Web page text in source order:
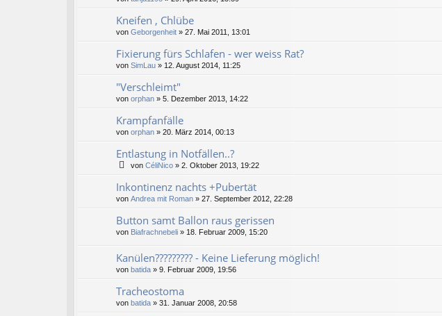
Kneifen , Chlübe
von Geborgenheit » 27. Mai 2011, 13:01
Fixierung fürs Schlafen - wer weiss Rat?
von SimLau » 12. August 2014, 11:25
"Verschleimt"
von orphan » 5. Dezember 2013, 14:22
Krampfanfälle
von orphan » 20. März 2014, 00:13
Entlastung in Notfällen..?
von CéliNico » 2. Oktober 2013, 19:22
Inkontinenz nachts +Pubertät
von Andrea mit Roman » 27. September 2012, 22:28
Button samt Ballon raus gerissen
von Biafrachnebeli » 18. Februar 2009, 15:20
Kanülen????????? - Keine Lieferung möglich!
von batida » 9. Februar 2009, 19:56
Tracheostoma
von batida » 31. Januar 2008, 20:58